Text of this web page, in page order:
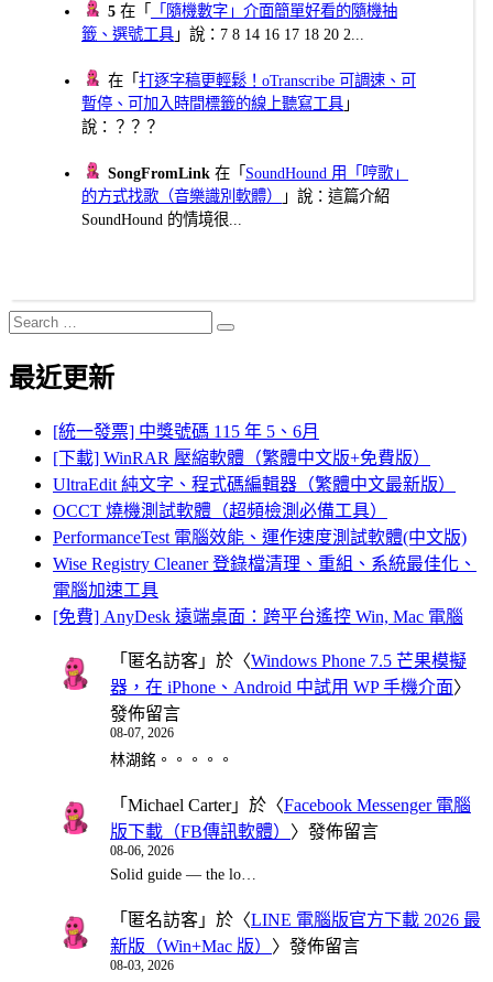
5 在「
「隨機數字」介面簡單好看的隨機抽
籤、選號工具 」說：7 8 14 16 17 18 20 2...
在「打逐字稿更輕鬆！oTranscribe 可調速、可
暫停、可加入時間標籤的線上聽寫工具 」
說：？？？
SongFromLink 在「 SoundHound 用「哼歌」
的方式找歌（音樂識別軟體）
」說：這篇介紹
SoundHound 的情境很...
Search
for:
Search
最近更新
[統一發票] 中獎號碼 115 年 5、6月
[下載] WinRAR 壓縮軟體（繁體中文版+免費版）
UltraEdit 純文字、程式碼編輯器（繁體中文最新版）
OCCT 燒機測試軟體（超頻檢測必備工具）
PerformanceTest 電腦效能、運作速度測試軟體(中文版)
Wise Registry Cleaner 登錄檔清理、重組、系統最佳化、
電腦加速工具
[免費] AnyDesk 遠端桌面：跨平台遙控 Win, Mac 電腦
「 匿名訪客 」於〈Windows Phone 7.5 芒果模擬
器，在 iPhone、Android 中試用 WP 手機介面〉
發佈留言
08-07, 2026
林湖銘。。。。。
「 Michael Carter」於〈Facebook Messenger 電腦
版下載（FB傳訊軟體）
〉發佈留言
08-06, 2026
Solid guide — the lo…
「 匿名訪客 」於〈LINE 電腦版官方下載 2026 最
新版（Win+Mac 版） 〉發佈留言
08-03, 2026